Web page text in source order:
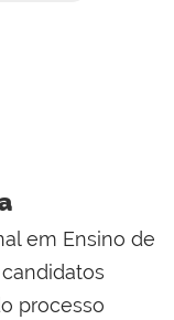
em Ensino de
processo